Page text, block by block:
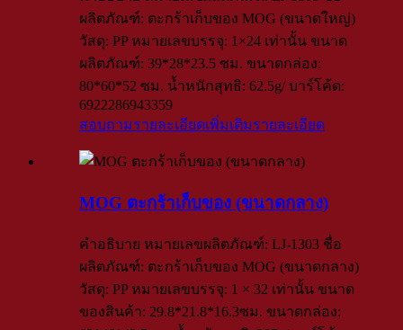
ผลิตภัณฑ์: ตะกร้าเก็บของ MOG (ขนาดใหญ่)
วัสดุ: PP หมายเลขบรรจุ: 1×24 เท่านั้น ขนาด
ผลิตภัณฑ์: 39*28*23.5 ซม. ขนาดกล่อง:
80*60*52 ซม. น้ำหนักสุทธิ: 62.5g/ บาร์โค้ด:
6922286943359
สอบถามรายละเอียดเพิ่มเติมรายละเอียด
MOG ตะกร้าเก็บของ (ขนาดกลาง)
คำอธิบาย หมายเลขผลิตภัณฑ์: LJ-1303 ชื่อ
ผลิตภัณฑ์: ตะกร้าเก็บของ MOG (ขนาดกลาง)
วัสดุ: PP หมายเลขบรรจุ: 1 × 32 เท่านั้น ขนาด
ของสินค้า: 29.8*21.8*16.3ซม. ขนาดกล่อง: